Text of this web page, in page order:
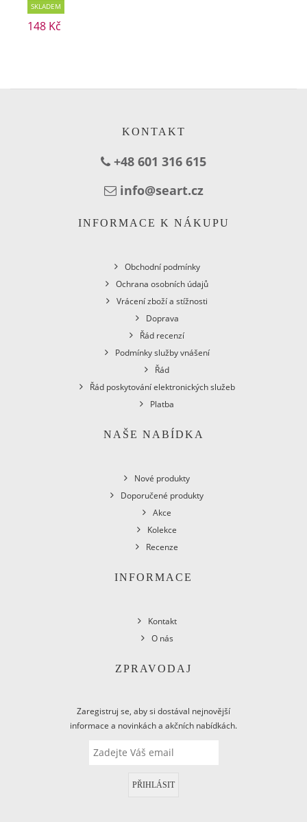
SKLADEM
148 Kč
KONTAKT
+48 601 316 615
info@seart.cz
INFORMACE K NÁKUPU
Obchodní podmínky
Ochrana osobních údajů
Vrácení zboží a stížnosti
Doprava
Řád recenzí
Podmínky služby vnášení
Řád
Řád poskytování elektronických služeb
Platba
NAŠE NABÍDKA
Nové produkty
Doporučené produkty
Akce
Kolekce
Recenze
INFORMACE
Kontakt
O nás
ZPRAVODAJ
Zaregistruj se, aby si dostával nejnovější
informace a novinkách a akčních nabídkách.
PŘIHLÁSIT